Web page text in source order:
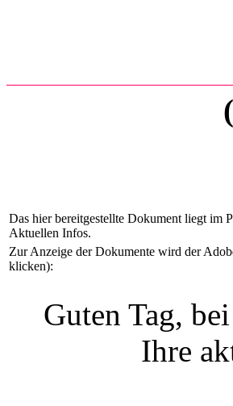
Das hier bereitgestellte Dokument liegt im
Aktuellen Infos.
Zur Anzeige der Dokumente wird der
klicken):
Guten Tag,
Ihre